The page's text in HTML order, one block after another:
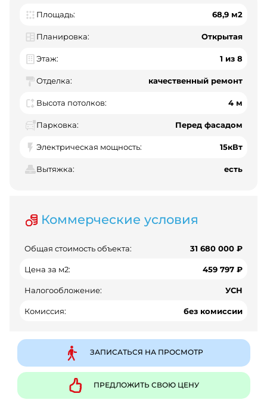
Площадь: 68,9 м2
Планировка: Открытая
Этаж: 1 из 8
Отделка: качественный ремонт
Высота потолков: 4 м
Парковка: Перед фасадом
Электрическая мощность: 15кВт
Вытяжка: есть
Коммерческие условия
Общая стоимость объекта: 31 680 000 ₽
Цена за м2: 459 797 ₽
Налогообложение: УСН
Комиссия: без комиссии
ЗАПИСАТЬСЯ НА ПРОСМОТР
ПРЕДЛОЖИТЬ СВОЮ ЦЕНУ